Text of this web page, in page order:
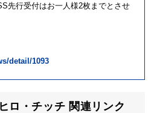
先行受付はお一人様2枚までとさせ
detail/1093
ロ・チッチ 関連リンク